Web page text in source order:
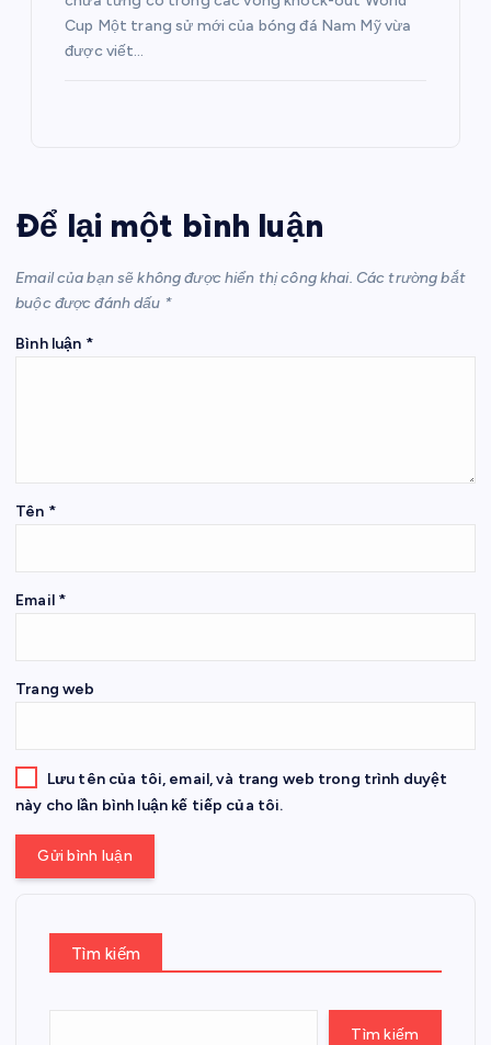
Cup Một trang sử mới của bóng đá Nam Mỹ vừa
được viết…
Để lại một bình luận
Email của bạn sẽ không được hiển thị công khai. Các trường bắt
buộc được đánh dấu *
Bình luận *
Tên *
Email *
Trang web
Lưu tên của tôi, email, và trang web trong trình duyệt
này cho lần bình luận kế tiếp của tôi.
Tìm kiếm
Tìm kiếm